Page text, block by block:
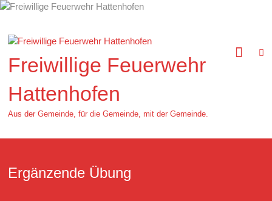
Zum
springen
Freiwillige Feuerwehr
Hattenhofen
Aus der Gemeinde, für die Gemeinde, mit der Gemeinde.
Ergänzende Übung